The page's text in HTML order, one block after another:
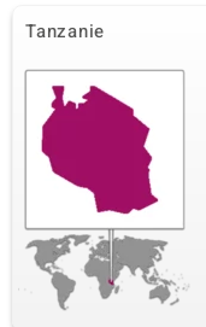
Tanzanie